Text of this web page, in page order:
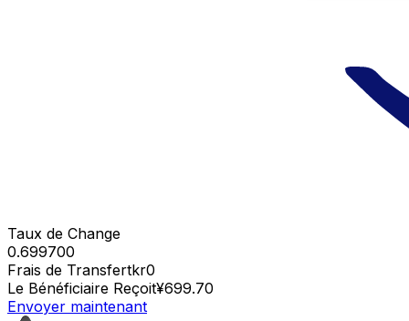
Taux de Change
0.699700
Frais de Transfertkr0
Le Bénéficiaire Reçoit¥699.70
Envoyer maintenant